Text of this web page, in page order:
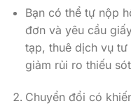
Bạn có thể tự nộp
đơn và yêu cầu
tạp, thuê dịch vụ
giảm rủi ro thiếu
Chuyển đổi có